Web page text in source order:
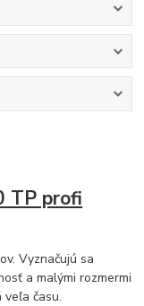
TP profi
Vyznačujú sa
a malými rozmermi
času.